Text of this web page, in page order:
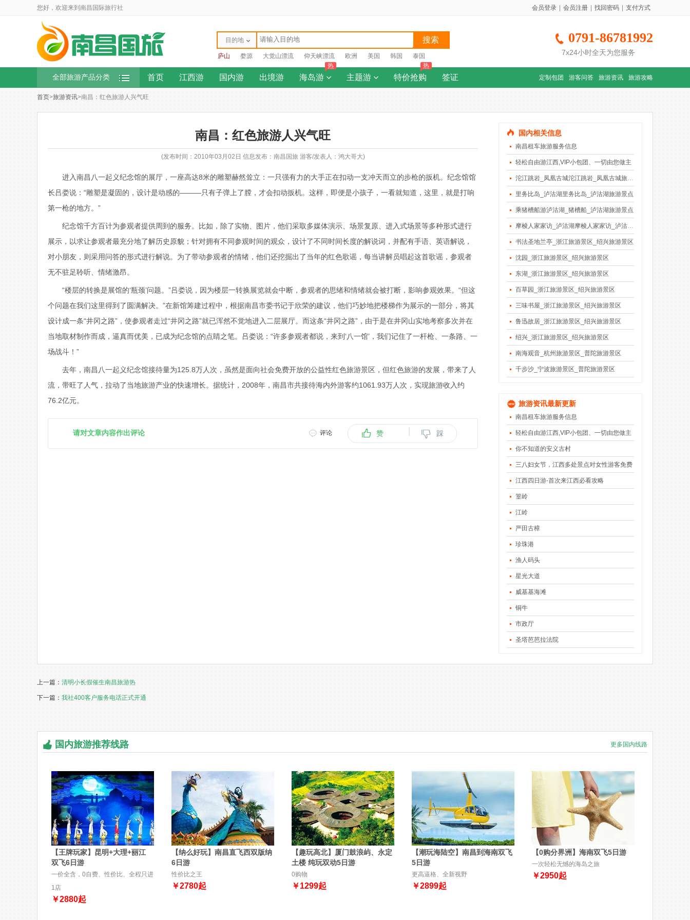
您好，欢迎来到南昌国际旅行社 会员登录 会员注册 找回密码 支付方式
目的地 搜索
庐山 婺源 大觉山漂流 仰天峡漂流 欧洲 美国 韩国 泰国
0791-86781992
7x24小时全天为您服务
全部旅游产品分类 首页 江西游 国内游 出境游 海岛游
热
主题游 特价抢购
热
签证 定制包团 游客问答 旅游资讯 旅游攻略
首页>旅游资讯>南昌：红色旅游人兴气旺
南昌：红色旅游人兴气旺
(发布时间：2010年03月02日 信息发布：南昌国旅 游客/发表人：鸿大哥大)
进入南昌八一起义纪念馆的展厅，一座高达8米的雕塑赫然耸立：一只强有力的大手正在扣动一支冲天而立的步枪的扳机。纪念馆馆
长吕娄说：“雕塑是凝固的，设计是动感的———只有子弹上了膛，才会扣动扳机。这样，即便是小孩子，一看就知道，这里，就是打响
第一枪的地方。”
纪念馆千方百计为参观者提供周到的服务。比如，除了实物、图片，他们采取多媒体演示、场景复原、进入式场景等多种形式进行
展示，以求让参观者最充分地了解历史原貌；针对拥有不同参观时间的观众，设计了不同时间长度的解说词，并配有手语、英语解说，
对小朋友，则采用问答的形式进行解说。为了带动参观者的情绪，他们还挖掘出了当年的红色歌谣，每当讲解员唱起这首歌谣，参观者
无不驻足聆听、情绪激昂。
“楼层的转换是展馆的‘瓶颈’问题。”吕娄说，因为楼层一转换展览就会中断，参观者的思绪和情绪就会被打断，影响参观效果。“但这
个问题在我们这里得到了圆满解决。”在新馆筹建过程中，根据南昌市委书记于欣荣的建议，他们巧妙地把楼梯作为展示的一部分，将其
设计成一条“井冈之路”，使参观者走过“井冈之路”就已浑然不觉地进入二层展厅。而这条“井冈之路”，由于是在井冈山实地考察多次并在
当地取材制作而成，逼真而优美，已成为纪念馆的点睛之笔。吕娄说：“许多参观者都说，来到‘八一馆’，我们记住了一杆枪、一条路、一
场战斗！”
去年，南昌八一起义纪念馆接待量为125.8万人次，虽然是面向社会免费开放的公益性红色旅游景区，但红色旅游的发展，带来了人
流，带旺了人气，拉动了当地旅游产业的快速增长。据统计，2008年，南昌市共接待海内外游客约1061.93万人次，实现旅游收入约
76.2亿元。
请对文章内容作出评论 赞 踩
评论
国内相关信息
南昌租车旅游服务信息
轻松自由游江西,VIP小包团、一切由您做主
沱江跳岩_凤凰古城沱江跳岩_凤凰古城旅游景点
里务比岛_泸沽湖里务比岛_泸沽湖旅游景点
乘猪槽船游泸沽湖_猪槽船_泸沽湖旅游景点
摩梭人家家访_泸沽湖摩梭人家家访_泸沽湖旅游景点
书法圣地兰亭_浙江旅游景区_绍兴旅游景区
沈园_浙江旅游景区_绍兴旅游景区
东湖_浙江旅游景区_绍兴旅游景区
百草园_浙江旅游景区_绍兴旅游景区
三味书屋_浙江旅游景区_绍兴旅游景区
鲁迅故居_浙江旅游景区_绍兴旅游景区
绍兴_浙江旅游景区_绍兴旅游景区
南海观音_杭州旅游景区_普陀旅游景区
千步沙_宁波旅游景区_普陀旅游景区
旅游资讯最新更新
南昌租车旅游服务信息
轻松自由游江西,VIP小包团、一切由您做主
你不知道的安义古村
三八妇女节，江西多处景点对女性游客免费
江西四日游-首次来江西必看攻略
篁岭
江岭
严田古樟
珍珠港
渔人码头
星光大道
威基基海滩
铜牛
市政厅
圣塔芭芭拉法院
上一篇： 清明小长假催生南昌旅游热
下一篇： 我社400客户服务电话正式开通
国内旅游推荐线路 更多国内线路
【王牌玩家】昆明+大理+丽江
双飞6日游
一价全含，0自费、性价比、全程只进
1店
￥2880起
【纳么好玩】南昌直飞西双版纳
6日游
性价比之王
￥2780起
【趣玩高北】厦门鼓浪屿、永定
土楼 纯玩双动5日游
0购物
￥1299起
【潮玩海陆空】南昌到海南双飞
5日游
更高逼格、全新视野
￥2899起
【0购分界洲】海南双飞5日游
一次轻松无憾的海岛之旅
￥2950起